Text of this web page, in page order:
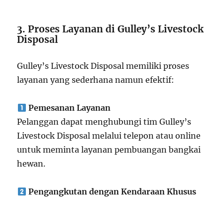
3. Proses Layanan di Gulley’s Livestock
Disposal
Gulley’s Livestock Disposal memiliki proses
layanan yang sederhana namun efektif:
Pemesanan Layanan
Pelanggan dapat menghubungi tim Gulley’s
Livestock Disposal melalui telepon atau online
untuk meminta layanan pembuangan bangkai
hewan.
Pengangkutan dengan Kendaraan Khusus